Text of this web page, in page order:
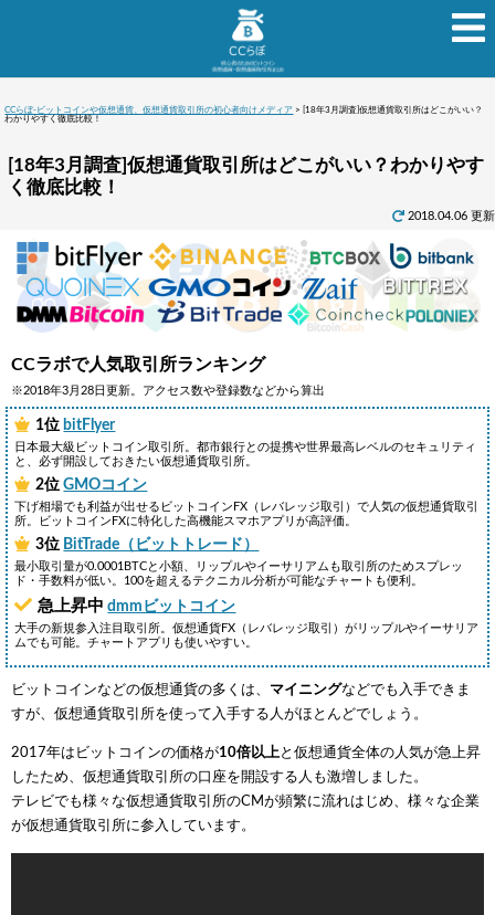
CCらぼ-ビットコインや仮想通貨、仮想通貨取引所の初心者向けメディア >
[18年3月調査]仮想通貨取引所はどこがいい？
わかりやすく徹底比較！
[18年3月調査]仮想通貨取引所はどこがいい？わかりやす
く徹底比較！
2018.04.06 更新
CCラボで人気取引所ランキング
※2018年3月28日更新。アクセス数や登録数などから算出
1位 bitFlyer
日本最大級ビットコイン取引所。都市銀行との提携や世界最高レベルのセキュリティ
と、必ず開設しておきたい仮想通貨取引所。
2位GMOコイン
下げ相場でも利益が出せるビットコインFX（レバレッジ取引）で人気の仮想通貨取引
所。ビットコインFXに特化した高機能スマホアプリが高評価。
3位 BitTrade（ビットトレード）
最小取引量が0.0001BTCと小額、リップルやイーサリアムも取引所のためスプレッ
ド・手数料が低い。100を超えるテクニカル分析が可能なチャートも便利。
急上昇中 dmmビットコイン
大手の新規参入注目取引所。仮想通貨FX（レバレッジ取引）がリップルやイーサリア
ムでも可能。チャートアプリも使いやすい。
ビットコインなどの仮想通貨の多くは、 マイニングなどでも入手できま
すが、仮想通貨取引所を使って入手する人がほとんどでしょう。
2017年はビットコインの価格が10倍以上と仮想通貨全体の人気が急上昇
したため、仮想通貨取引所の口座を開設する人も激増しました。
テレビでも様々な仮想通貨取引所のCMが頻繁に流れはじめ、様々な企業
が仮想通貨取引所に参入しています。